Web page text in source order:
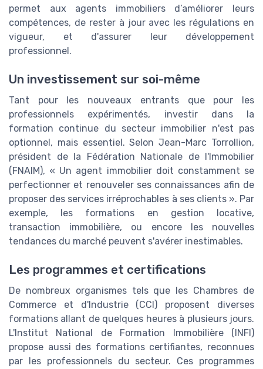
permet aux agents immobiliers d’améliorer leurs
compétences, de rester à jour avec les régulations en
vigueur, et d'assurer leur développement
professionnel.
Un investissement sur soi-même
Tant pour les nouveaux entrants que pour les
professionnels expérimentés, investir dans la
formation continue du secteur immobilier n'est pas
optionnel, mais essentiel. Selon Jean-Marc Torrollion,
président de la Fédération Nationale de l'Immobilier
(FNAIM), « Un agent immobilier doit constamment se
perfectionner et renouveler ses connaissances afin de
proposer des services irréprochables à ses clients ». Par
exemple, les formations en gestion locative,
transaction immobilière, ou encore les nouvelles
tendances du marché peuvent s'avérer inestimables.
Les programmes et certifications
De nombreux organismes tels que les Chambres de
Commerce et d'Industrie (CCI) proposent diverses
formations allant de quelques heures à plusieurs jours.
L'Institut National de Formation Immobilière (INFI)
propose aussi des formations certifiantes, reconnues
par les professionnels du secteur. Ces programmes